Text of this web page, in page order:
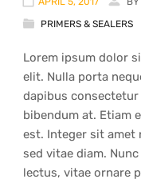
PRIMERS & SEALERS
Lorem ipsum dolor
elit. Nulla porta
dapibus
bibendum at. Etiam
est. Integer sit
sed vitae diam.
lectus, vitae ornare